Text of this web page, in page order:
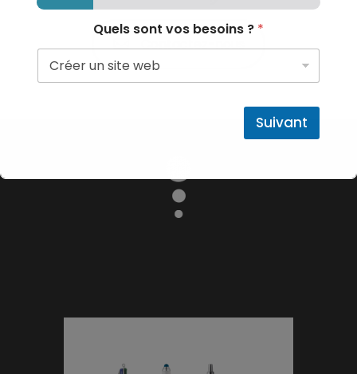
Contactez-nous
Quels sont vos besoins ? *
Suivant